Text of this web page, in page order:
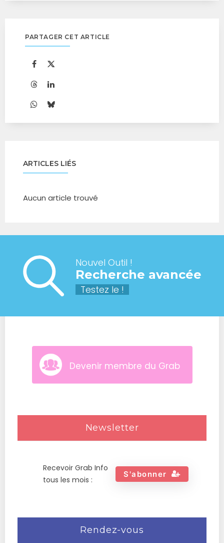
PARTAGER CET ARTICLE
ARTICLES LIÉS
Aucun article trouvé
Nouvel Outil !
Recherche avancée
Testez le !
Devenir membre du Grab
Newsletter
Recevoir Grab Info
tous les mois :
S'abonner
Rendez-vous